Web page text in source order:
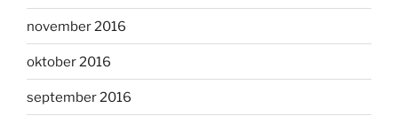
november 2016
oktober 2016
september 2016